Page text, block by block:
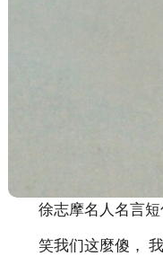
徐志摩名人名言
笑我们这麼傻，